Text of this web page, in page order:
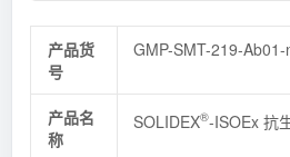
产品货
号
GMP-SMT-219-
产品名
称
SOLIDEX®-ISOEx 抗